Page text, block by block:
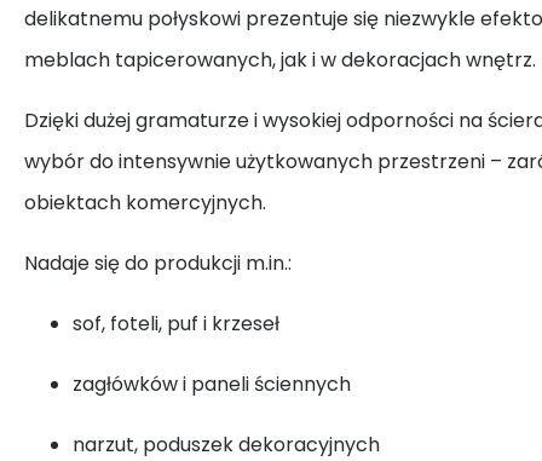
delikatnemu połyskowi prezentuje się niezwykle
meblach tapicerowanych, jak i w dekoracjach wnętrz.
Dzięki dużej gramaturze i wysokiej odporności na
wybór do intensywnie użytkowanych przestrzeni –
obiektach komercyjnych.
Nadaje się do produkcji m.in.:
sof, foteli, puf i krzeseł
zagłówków i paneli ściennych
narzut, poduszek dekoracyjnych